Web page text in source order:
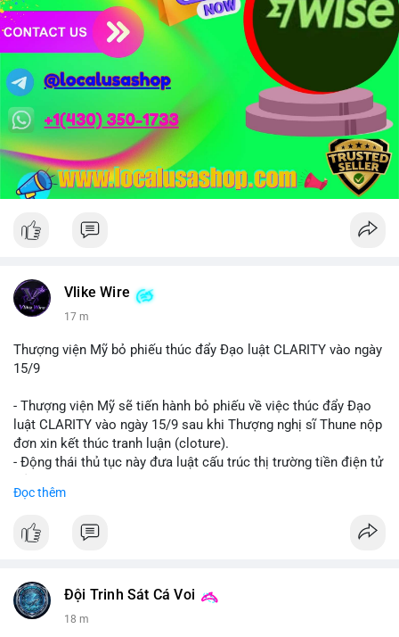
Vlike Wire
17 m
Thượng viện Mỹ bỏ phiếu thúc đẩy Đạo luật CLARITY vào ngày
15/9
- Thượng viện Mỹ sẽ tiến hành bỏ phiếu về việc thúc đẩy Đạo
luật CLARITY vào ngày 15/9 sau khi Thượng nghị sĩ Thune nộp
đơn xin kết thúc tranh luận (cloture).
- Động thái thủ tục này đưa luật cấu trúc thị trường tiền điện tử
các điều khoản liên quan đến đạo đức và stablecoin.
rõ ràng cho thị trường tiền điện tử tại Mỹ.
#cryptoregulation #stablecoin
Đọc thêm
Đội Trinh Sát Cá Voi
18 m